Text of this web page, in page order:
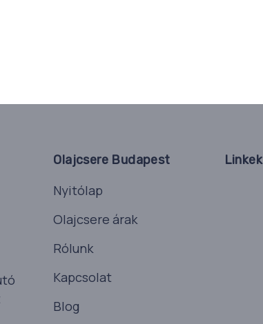
Olajcsere Budapest
Nyitólap
Olajcsere árak
Rólunk
Kapcsolat
Blog
Linkek